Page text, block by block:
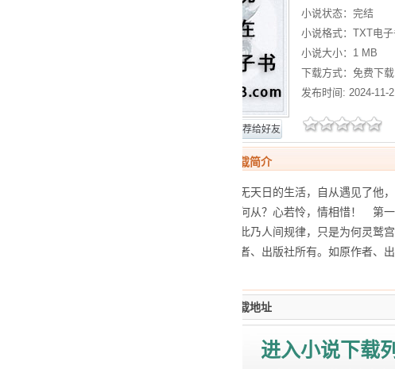
推荐给好友
小说状态： 完结
小说格式： TXT电
小说大小： 1 MB
下载方式： 免费下载
发布时间: 2024-11-
心若相惜TXT下载简介
她，原本过着暗无天日的生活，自从遇见了他
变……她该何去何从？心若怜，情相惜！ 第
分，分久必合，此乃人间规律，只是为何灵鹫
内容版权归原作者、出版社所有。如原作者、
心若相惜TXT下载地址
进入小说下载